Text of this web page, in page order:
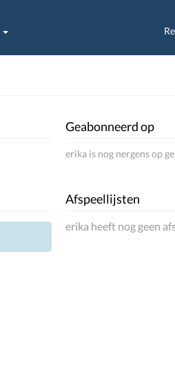
Geabonneerd op
erika is nog nergens op
Afspeellijsten
erika heeft nog geen